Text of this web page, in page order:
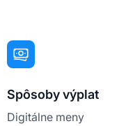
Spôsoby výplat
Digitálne meny